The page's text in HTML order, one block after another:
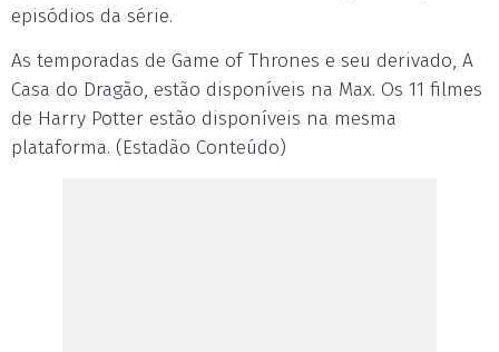
episódios da série.
As temporadas de Game of Thrones e seu derivado, A
Casa do Dragão, estão disponíveis na Max. Os 11 filmes
de Harry Potter estão disponíveis na mesma
plataforma. (Estadão Conteúdo)